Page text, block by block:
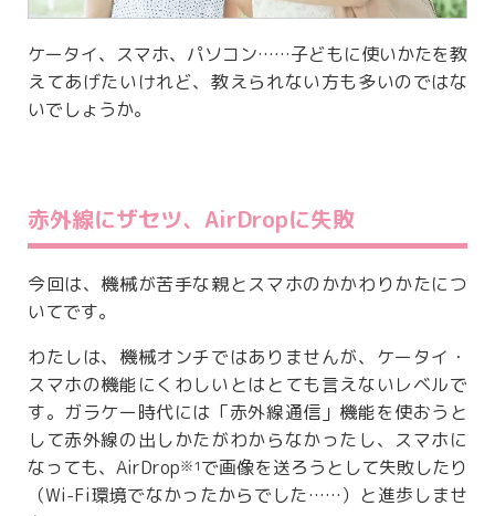
ケータイ、スマホ、パソコン……子どもに使いかたを教
えてあげたいけれど、教えられない方も多いのではな
いでしょうか。
赤外線にザセツ、AirDropに失敗
今回は、機械が苦手な親とスマホのかかわりかたにつ
いてです。
わたしは、機械オンチではありませんが、ケータイ・
スマホの機能にくわしいとはとても言えないレベルで
す。ガラケー時代には「赤外線通信」機能を使おうと
して赤外線の出しかたがわからなかったし、スマホに
なっても、AirDrop※1で画像を送ろうとして失敗したり
（Wi-Fi環境でなかったからでした……）と進歩しませ